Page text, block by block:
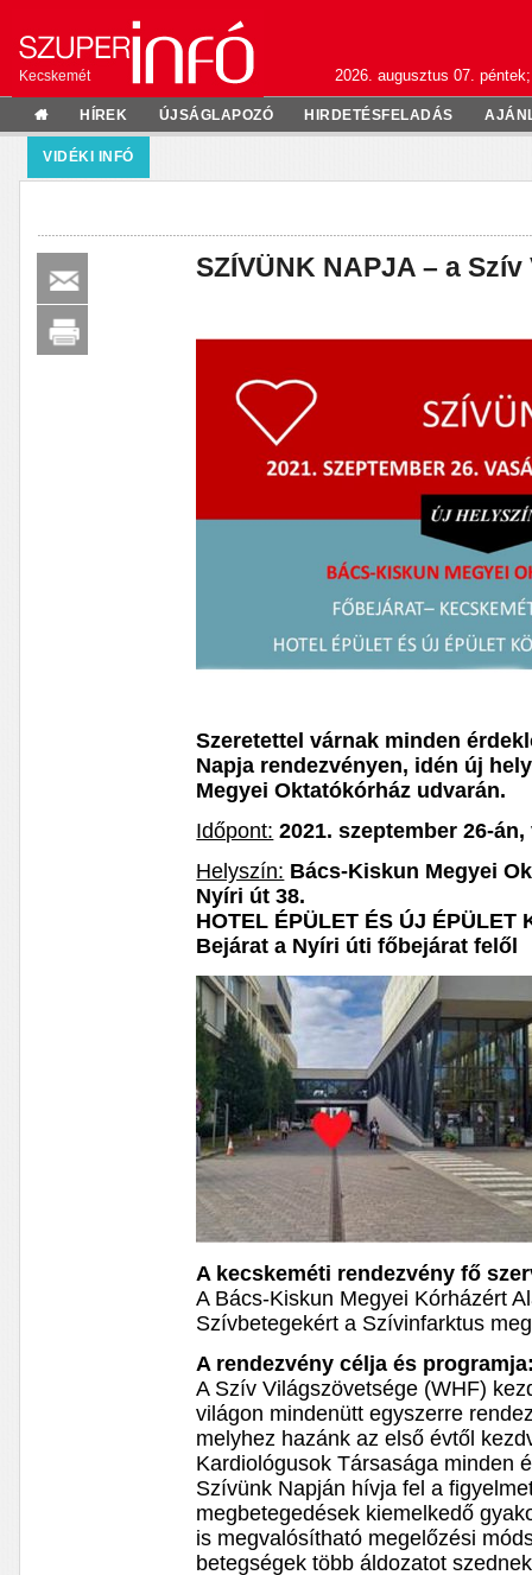
Kecskemét 2026. augusztus 07.
HÍREK ÚJSÁGLAPOZÓ HIRDETÉSFELADÁS
VIDÉKI INFÓ
SZÍVÜNK NAPJA – a
Szeretettel várnak minden
Napja rendezvényen, idén új
Megyei Oktatókórház udvarán.
Időpont: 2021. szeptember 26-
Helyszín: Bács-Kiskun Megyei
Nyíri út 38.
HOTEL ÉPÜLET ÉS ÚJ ÉPÜLET
Bejárat a Nyíri úti főbejárat felől
A kecskeméti rendezvény fő
A Bács-Kiskun Megyei Kórházért
Szívbetegekért a Szívinfarktus
A rendezvény célja és
A Szív Világszövetsége (WHF)
világon mindenütt egyszerre
melyhez hazánk az első évtől
Kardiológusok Társasága minden
Szívünk Napján hívja fel a
megbetegedések kiemelkedő
is megvalósítható megelőzési
betegségek több áldozatot